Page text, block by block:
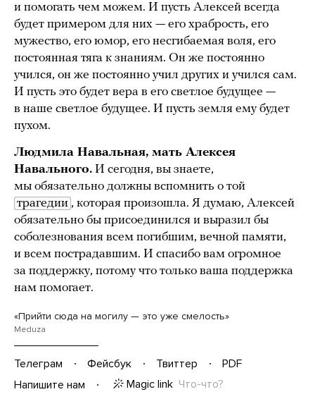
и помогать чем можем. И пусть Алексей всегда
будет примером для них — его храбрость, его
мужество, его юмор, его несгибаемая воля, его
постоянная тяга к знаниям. Он же постоянно
учился, он же постоянно учил других и учился сам.
И пусть это будет вера в его светлое будущее —
в наше светлое будущее. И пусть земля ему будет
пухом.
Людмила Навальная, мать Алексея
Навального. И сегодня, вы знаете,
мы обязательно должны вспомнить о той
трагедии , которая произошла. Я думаю, Алексей
обязательно бы присоединился и выразил бы
соболезнования всем погибшим, вечной памяти,
и всем пострадавшим. И спасибо вам огромное
за поддержку, потому что только ваша поддержка
нам помогает.
«Прийти сюда на могилу — это уже смелость»
Meduza
Телеграм Фейсбук Твиттер
PDF
Напишите нам
Magic link Что-что?